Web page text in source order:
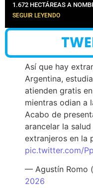
1.672 HECTÁREAS A
SEGUIR LEYENDO
Así que hay
Argentina,
atienden gratis
mientras odian a
Acabo de
arancelar la
extranjeros en la
pic.twitter.com/
— Agustín Romo
2026